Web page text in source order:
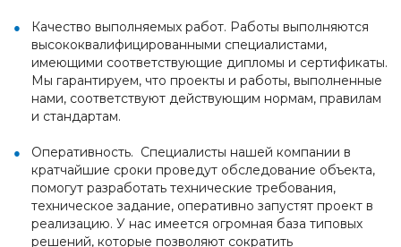
Качество выполняемых работ. Работы выполняются
высококвалифицированными специалистами,
имеющими соответствующие дипломы и сертификаты.
Мы гарантируем, что проекты и работы, выполненные
нами, соответствуют действующим нормам, правилам
и стандартам.
Оперативность. Специалисты нашей компании в
кратчайшие сроки проведут обследование объекта,
помогут разработать технические требования,
техническое задание, оперативно запустят проект в
реализацию. У нас имеется огромная база типовых
решений, которые позволяют сократить